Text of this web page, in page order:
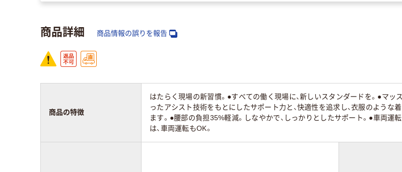
商品詳細 商品情報の誤りを報告
商品の特徴
はたらく現場の新習慣。●すべての働く現場に、新しいスタンダードを。●マ
ったアシスト技術をもとにしたサポート力と、快適性を追求し、衣服のよう
ます。●腰部の負担35%軽減。しなやかで、しっかりとしたサポート。●車両運
は、車両運転もOK。